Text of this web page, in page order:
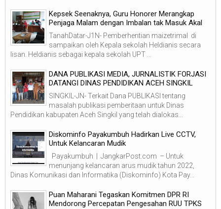
Kepsek Seenaknya, Guru Honorer Merangkap
Penjaga Malam dengan Imbalan tak Masuk Akal
TanahDatar-J1N- Pemberhentian maizetrimal di
sampaikan oleh Kepala sekolah Heldianis secara
lisan. Heldianis sebagai kepala sekolah UPT ...
DANA PUBLIKASI MEDIA, JURNALISTIK FORJASI
DATANGI DINAS PENDIDIKAN ACEH SINGKIL
SINGKIL-JN- Terkait Dana PUBLIKASI tentang
masalah publikasi pemberitaan untuk Dinas
Pendidikan kabupaten Aceh Singkil yang telah dialokas...
Diskominfo Payakumbuh Hadirkan Live CCTV,
Untuk Kelancaran Mudik
Payakumbuh | JangkarPost.com – Untuk
menunjang kelancaran arus mudik tahun 2022,
Dinas Komunikasi dan Informatika (Diskominfo) Kota Pay...
Puan Maharani Tegaskan Komitmen DPR RI
Mendorong Percepatan Pengesahan RUU TPKS